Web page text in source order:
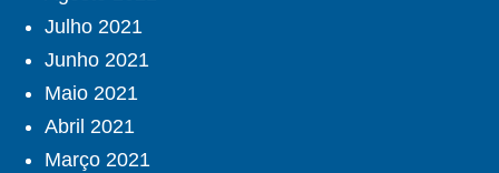
Julho 2021
Junho 2021
Maio 2021
Abril 2021
Março 2021